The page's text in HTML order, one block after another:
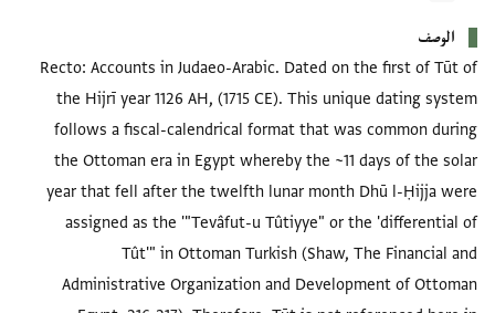
الوصف
Recto: Accounts in Judaeo-Arabic. Dated on the first of Tūt of
the Hijrī year 1126 AH, (1715 CE). This unique dating system
follows a fiscal-calendrical format that was common during
the Ottoman era in Egypt whereby the ~11 days of the solar
year that fell after the twelfth lunar month Dhū l-Ḥijja were
assigned as the '"Tevâfut-u Tûtiyye" or the 'differential of
Tût'" in Ottoman Turkish (Shaw, The Financial and
Administrative Organization and Development of Ottoman